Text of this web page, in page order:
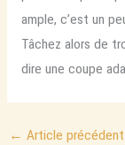
ample, c’est un
Tâchez alors de
dire une coupe
← Article précédent